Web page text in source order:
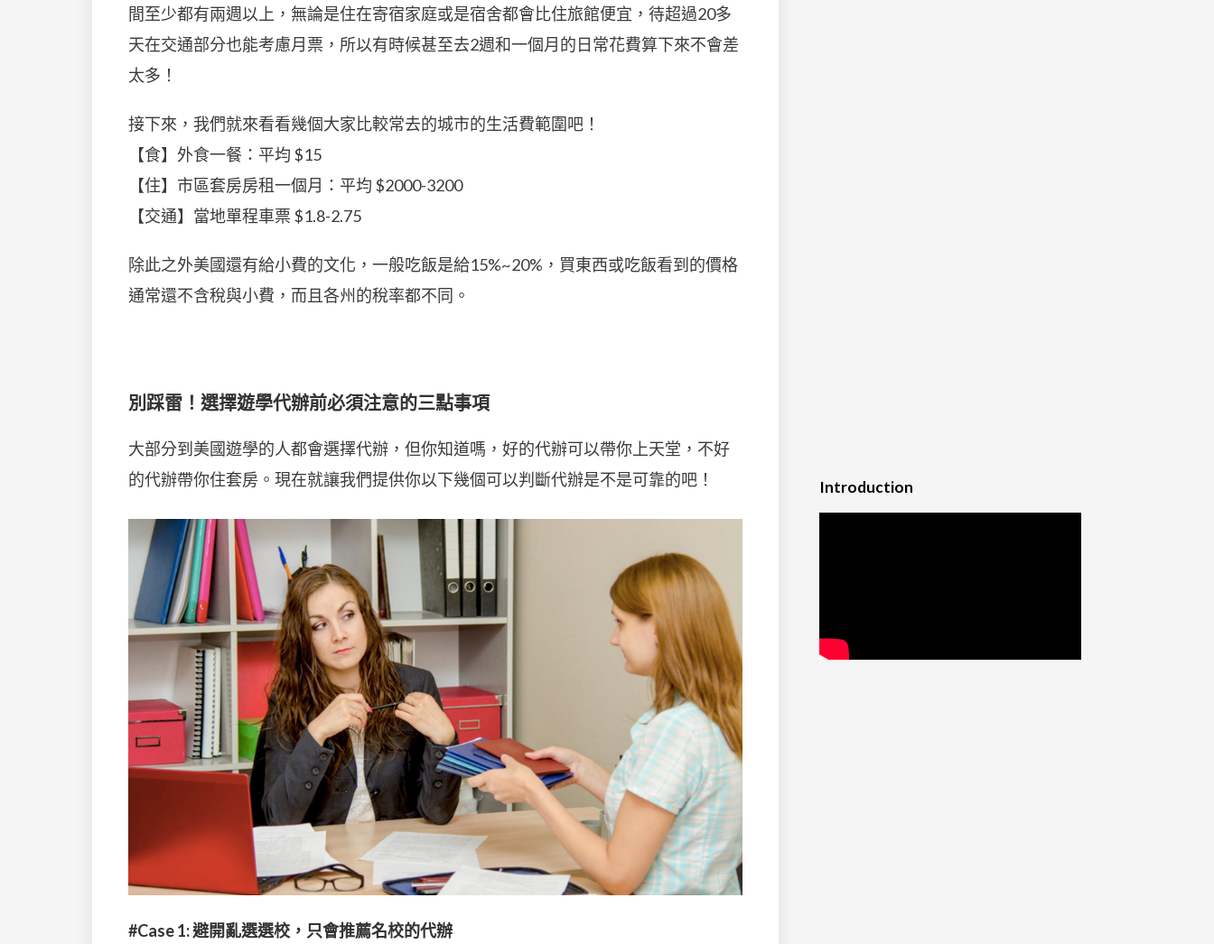
間至少都有兩週以上，無論是住在寄宿家庭或是宿舍都會比住旅館便宜，待超過20多
天在交通部分也能考慮月票，所以有時候甚至去2週和一個月的日常花費算下來不會差
太多！
接下來，我們就來看看幾個大家比較常去的城市的生活費範圍吧！
【食】外食一餐：平均 $15
【住】市區套房房租一個月：平均 $2000-3200
【交通】當地單程車票 $1.8-2.75
除此之外美國還有給小費的文化，一般吃飯是給15%~20%，買東西或吃飯看到的價格
通常還不含稅與小費，而且各州的稅率都不同。
別踩雷！選擇遊學代辦前必須注意的三點事項
大部分到美國遊學的人都會選擇代辦，但你知道嗎，好的代辦可以帶你上天堂，不好
的代辦帶你住套房。現在就讓我們提供你以下幾個可以判斷代辦是不是可靠的吧！
#Case 1: 避開亂選選校，只會推薦名校的代辦
Introduction